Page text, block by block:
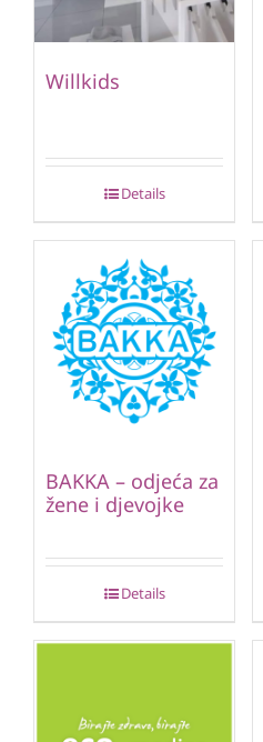
Willkids
Details
BAKKA – odjeća za
žene i djevojke
Details